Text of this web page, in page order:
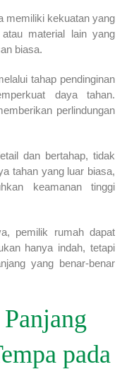
memiliki kekuatan yang
material lain yang
biasa.
tahap pendinginan
daya tahan.
perlindungan
dan bertahap, tidak
tahan yang luar biasa,
keamanan tinggi
pemilik rumah dapat
hanya indah, tetapi
yang benar-benar
pada